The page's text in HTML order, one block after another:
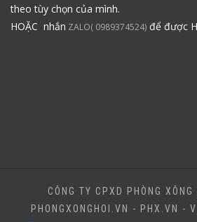
theo tùy chọn của mình.
HOẶC nhắn ZALO( 0989374524) để được
CÔNG TY CPXD PHÒNG
PHONGXONGHOI.VN - PHX.VN -